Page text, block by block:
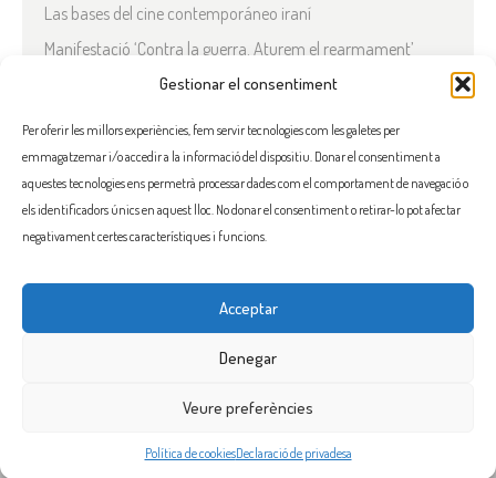
Gestionar el consentiment
Per oferir les millors experiències, fem servir tecnologies com les galetes per
emmagatzemar i/o accedir a la informació del dispositiu. Donar el consentiment a
aquestes tecnologies ens permetrà processar dades com el comportament de navegació o
els identificadors únics en aquest lloc. No donar el consentiment o retirar-lo pot afectar
negativament certes característiques i funcions.
Acceptar
Denegar
Veure preferències
Política de cookiesDeclaració de privadesa
Las bases del cine contemporáneo iraní
Manifestació ‘Contra la guerra. Aturem el rearmament’
En solidaritat amb el Líban
Què està passant a l’Iran?
COMENTARIS RECENTS
Flama, promoure la solidaritat entre els pobles i el seu benestar